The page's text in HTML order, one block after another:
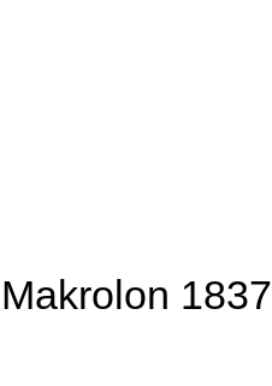
Makrolon 1837